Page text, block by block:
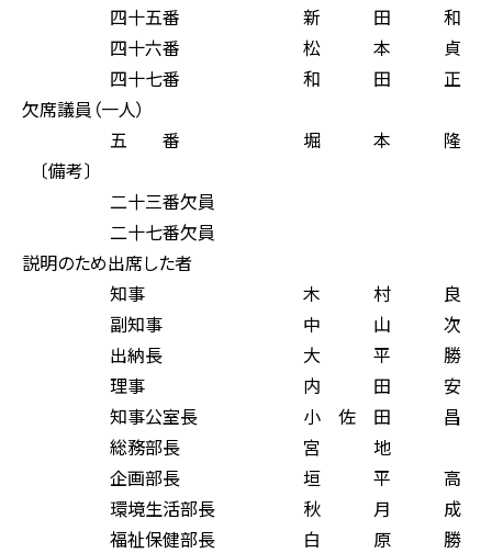
四十五番 新 田 和
四十六番 松 本 貞
四十七番 和 田 正
欠席議員（一人）
五 番 堀 本 隆
〔備考〕
二十三番欠員
二十七番欠員
説明のため出席した者
知事 木 村 良
副知事 中 山 次
出納長 大 平 勝
理事 内 田 安
知事公室長 小 佐 田 昌
総務部長 宮 地
企画部長 垣 平 高
環境生活部長 秋 月 成
福祉保健部長 白 原 勝